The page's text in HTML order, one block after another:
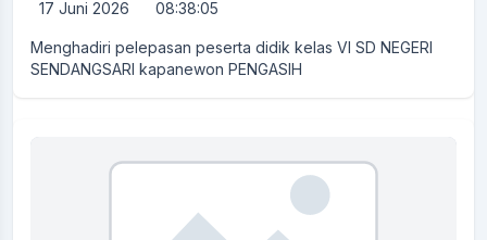
17 Juni 2026 08:38:05
Menghadiri pelepasan peserta didik kelas VI SD NEGERI
SENDANGSARI kapanewon PENGASIH